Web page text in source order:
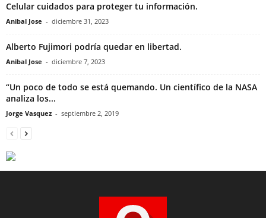
Celular cuidados para proteger tu información.
Anibal Jose - diciembre 31, 2023
Alberto Fujimori podría quedar en libertad.
Anibal Jose - diciembre 7, 2023
“Un poco de todo se está quemando. Un científico de la NASA
analiza los...
Jorge Vasquez - septiembre 2, 2019